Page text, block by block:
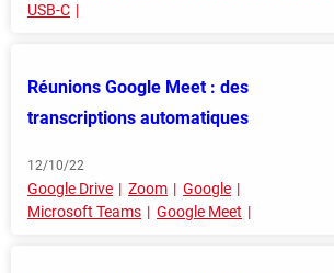
USB-C
Réunions Google Meet : des
transcriptions automatiques
12/10/22
Google Drive Zoom
Google
Microsoft Teams
Google Meet